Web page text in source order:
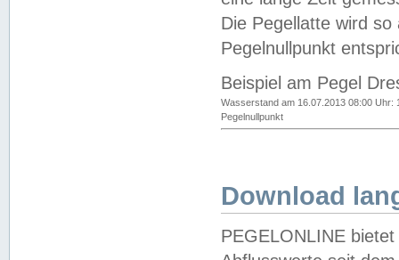
Die Pegellatte wird
Pegelnullpunkt
Beispiel am Pegel
Wasserstand am 16.07.2013 08:00 Uhr:
Pegelnullpunkt
Download
PEGELONLINE